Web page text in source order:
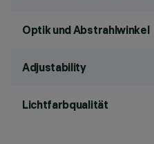
Optik und Abstrahlwinkel
Adjustability
Lichtfarbqualität